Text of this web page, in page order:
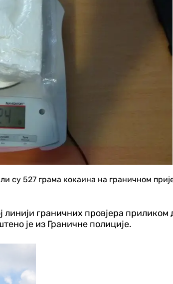
су 527 грама кокаина на граничном
линији граничних провјера
је из Граничне полиције.